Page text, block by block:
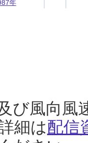
年
び風向風
細は配信